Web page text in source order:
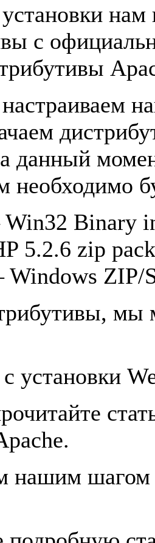
нам
с
данный
необходимо
Win32 Binary
5.2.6 zip
Windows ZIP/
установки
шагом